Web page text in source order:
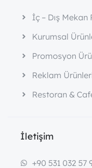
İç – Dış
Kurumsal
Promosyon
Reklam
Restoran &
İletişim
+90 531 032 57